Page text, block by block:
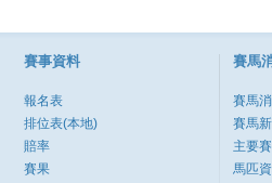
賽事資料
報名表
排位表(本地)
賠率
賽果
賽馬
賽馬
賽馬
主要
馬匹